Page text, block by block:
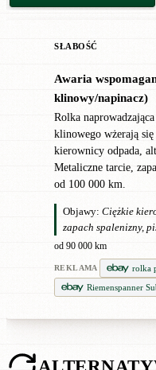
SŁABOŚĆ
Awaria
klinowy/napinacz)
Rolka
klinowego wżerają
kierownicy odpada,
Metaliczne tarcie,
od 100 000 km.
Objawy: Ciężkie
zapach spalenizny,
od 90 000 km
REKLAMA
rolka
Riemenspanner